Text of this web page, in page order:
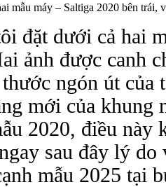
mẫu máy – Saltiga 2020 bên trái,
đặt dưới cả hai
ảnh được canh
ngón út
mới của khung
2020, điều
sau đây lý
mẫu 2025 tại